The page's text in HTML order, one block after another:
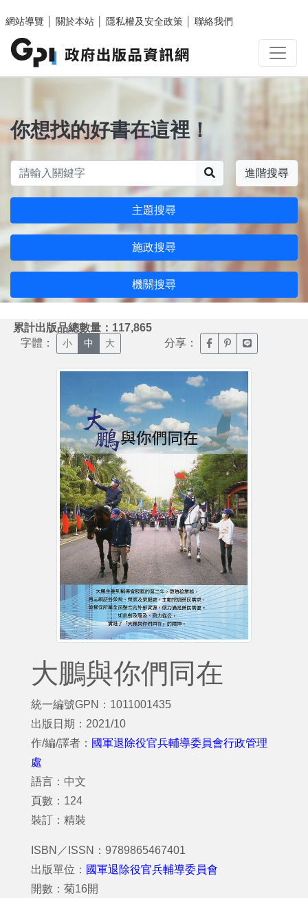
網站導覽
關於本站 隱私權及安全政策 聯絡我們
你想找的好書在這裡！
進階搜尋
主題搜尋
施政搜尋
機關搜尋
累計出版品總數量：117,865
字體： 小 中 大 分享： 臉書分享(另開新視窗)
噗浪分享(另開新
Line分享(另
大鵬與你們同在
統一編號GPN：1011001435
出版日期：2021/10
作/編/譯者： 國軍退除役官兵輔導委員會行政管理
處
語言：中文
頁數：124
裝訂：精裝
ISBN／ISSN：9789865467401
出版單位： 國軍退除役官兵輔導委員會
開數：菊16開